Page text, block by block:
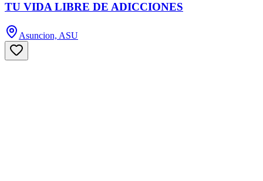
TU VIDA LIBRE DE ADICCIONES
Asuncion, ASU